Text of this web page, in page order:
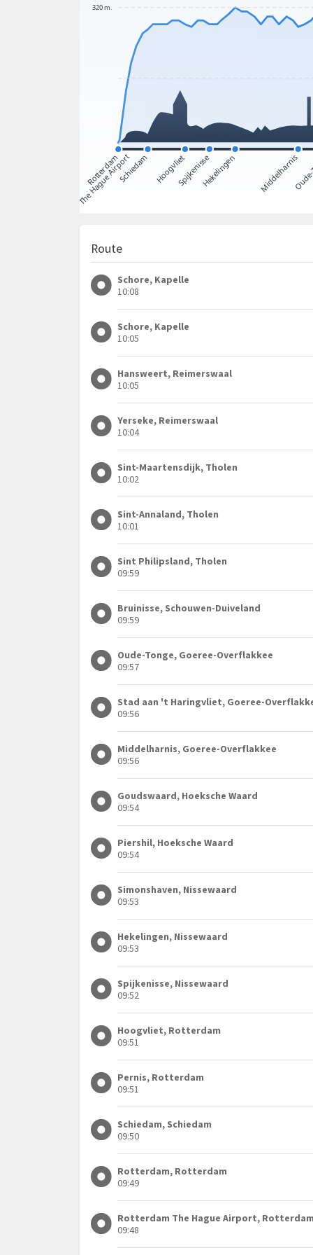
Route
Schore, Kapelle
10:08
Schore, Kapelle
10:05
Hansweert, Reimerswaal
10:05
Yerseke, Reimerswaal
10:04
Sint-Maartensdijk, Tholen
10:02
Sint-Annaland, Tholen
10:01
Sint Philipsland, Tholen
09:59
Bruinisse, Schouwen-Duiveland
09:59
Oude-Tonge, Goeree-Overflakkee
09:57
Stad aan 't Haringvliet, Goeree-
09:56
Middelharnis, Goeree-Overflakkee
09:56
Goudswaard, Hoeksche Waard
09:54
Piershil, Hoeksche Waard
09:54
Simonshaven, Nissewaard
09:53
Hekelingen, Nissewaard
09:53
Spijkenisse, Nissewaard
09:52
Hoogvliet, Rotterdam
09:51
Pernis, Rotterdam
09:51
Schiedam, Schiedam
09:50
Rotterdam, Rotterdam
09:49
Rotterdam The Hague Airport,
09:48